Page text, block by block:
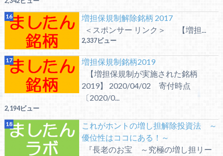
増担保規制解除銘柄 2017
＜スポンサー リンク＞ 【増担...
2,337ビュー
増担保規制銘柄2019
【増担保規制が実施された銘柄
2019】 2020/04/02 寄付時点
〔2020/0...
2,194ビュー
これがホントの増し担解除投資法 ～
優位性はココにある！～
『長老のお宝 ～究極の増し担リー